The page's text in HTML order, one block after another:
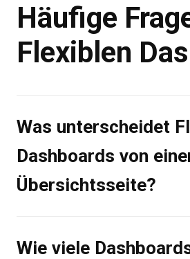
Häufige
Flexiblen
Was unterscheidet
Dashboards von
Übersichtsseite?
Wie viele